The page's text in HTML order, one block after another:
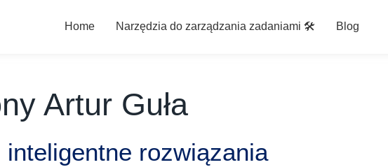
Home Narzędzia do zarządzania zadaniami 🛠️ Blog
Artur Guła
rozwiązania